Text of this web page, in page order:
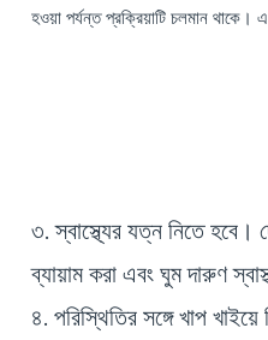
হওয়া পর্যন্ত প্রক্রিয়াটি চলমান থাকে।
৩. স্বাস্থ্যের যত্ন নিতে হবে।
ব্যায়াম করা এবং ঘুম দারুণ
৪. পরিস্থিতির সঙ্গে খাপ